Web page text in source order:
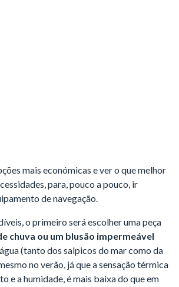
mais económicas e ver o que melhor
para, pouco a pouco, ir
de navegação.
o primeiro será escolher uma peça
chuva ou um blusão impermeável
(tanto dos salpicos do mar como da
no verão, já que a sensação térmica
e a humidade, é mais baixa do que em